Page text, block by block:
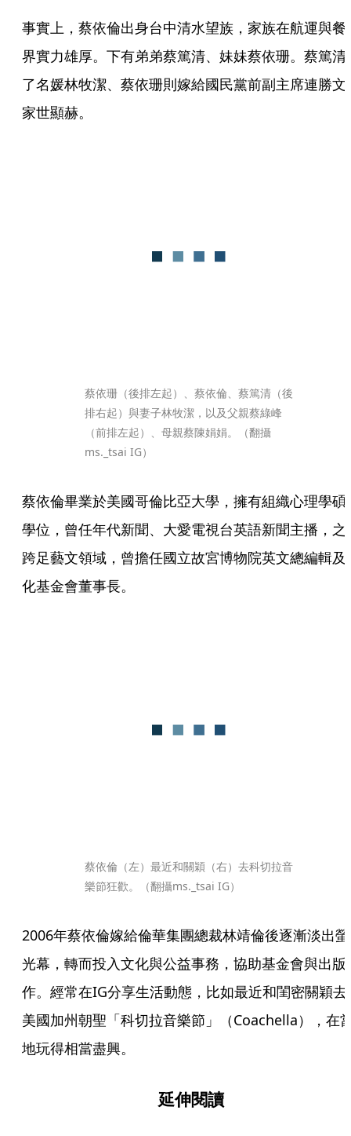
事實上，蔡依倫出身台中清水望族，家族在航運與餐
界實力雄厚。下有弟弟蔡篤清、妹妹蔡依珊。蔡篤清
了名媛林牧潔、蔡依珊則嫁給國民黨前副主席連勝文
家世顯赫。
蔡依珊（後排左起）、蔡依倫、蔡篤清（後
排右起）與妻子林牧潔，以及父親蔡綠峰
（前排左起）、母親蔡陳娟娟。（翻攝
ms._tsai IG）
蔡依倫畢業於美國哥倫比亞大學，擁有組織心理學碩
學位，曾任年代新聞、大愛電視台英語新聞主播，之
跨足藝文領域，曾擔任國立故宮博物院英文總編輯及
化基金會董事長。
蔡依倫（左）最近和關穎（右）去科切拉音
樂節狂歡。（翻攝ms._tsai IG）
2006年蔡依倫嫁給倫華集團總裁林靖倫後逐漸淡出螢
光幕，轉而投入文化與公益事務，協助基金會與出版
作。經常在IG分享生活動態，比如最近和閨密關穎去
美國加州朝聖「科切拉音樂節」（Coachella），在
地玩得相當盡興。
延伸閱讀